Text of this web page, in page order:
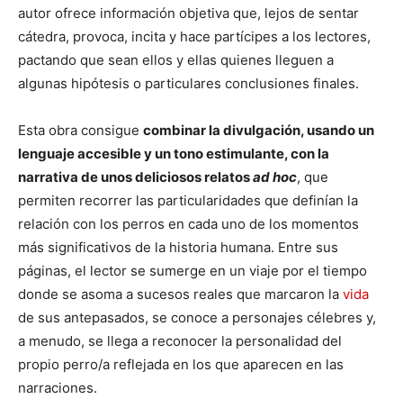
autor ofrece información objetiva que, lejos de sentar
cátedra, provoca, incita y hace partícipes a los lectores,
pactando que sean ellos y ellas quienes lleguen a
algunas hipótesis o particulares conclusiones finales.
Esta obra consigue combinar la divulgación, usando un
lenguaje accesible y un tono estimulante, con la
narrativa de unos deliciosos relatosad hoc, que
permiten recorrer las particularidades que definían la
relación con los perros en cada uno de los momentos
más significativos de la historia humana. Entre sus
páginas, el lector se sumerge en un viaje por el tiempo
donde se asoma a sucesos reales que marcaron la vida
de sus antepasados, se conoce a personajes célebres y,
a menudo, se llega a reconocer la personalidad del
propio perro/a reflejada en los que aparecen en las
narraciones.